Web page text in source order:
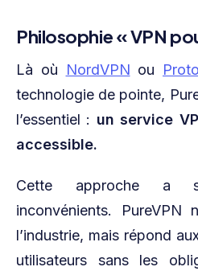
Philosophie « VPN
Là où NordVPN ou
technologie de pointe,
l’essentiel : un service
accessible.
Cette approche a
inconvénients. PureVPN
l’industrie, mais répond
utilisateurs sans les